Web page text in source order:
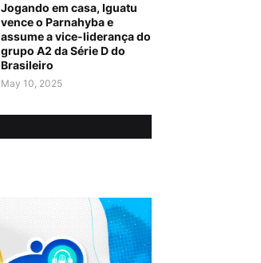
Jogando em casa, Iguatu
vence o Parnahyba e
assume a vice-liderança do
grupo A2 da Série D do
Brasileiro
May 10, 2025